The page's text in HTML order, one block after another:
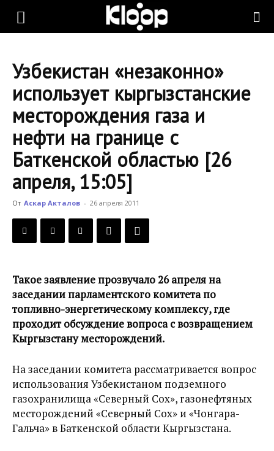
KLOOP.KG
Новости
Кыргызстана
Узбекистан «незаконно»
использует кыргызстанские
месторождения газа и
нефти на границе с
Баткенской областью [26
апреля, 15:05]
От Аскар Акталов - 26 апреля 2011
Такое заявление прозвучало 26 апреля на
заседании парламентского комитета по
топливно-энергетическому комплексу, где
проходит обсуждение вопроса с возвращением
Кыргызстану месторождений.
На заседании комитета рассматривается вопрос
использования Узбекистаном подземного
газохранилища «Северный Сох», газонефтяных
месторождений «Северный Сох» и «Чонгара-
Гальча» в Баткенской области Кыргызстана.